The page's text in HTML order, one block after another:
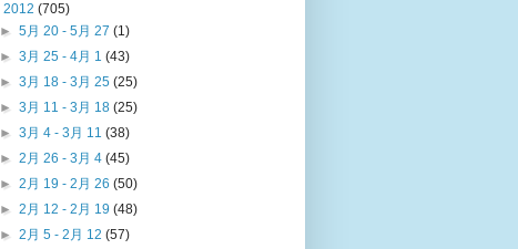
2012 (705)
►5月 20 - 5月 27(1)
►3月 25 - 4月 1(43)
►3月 18 - 3月 25(25)
►3月 11 - 3月 18(25)
►3月 4 - 3月 11(38)
►2月 26 - 3月 4(45)
►2月 19 - 2月 26(50)
►2月 12 - 2月 19(48)
►2月 5 - 2月 12(57)